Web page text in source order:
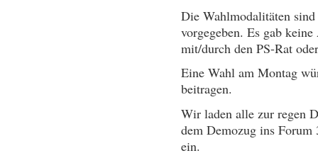
Die Wahlmodalitäten
vorgegeben. Es gab
mit/durch den PS-Rat
Eine Wahl am Montag
beitragen.
Wir laden alle zur regen
dem Demozug ins
ein.